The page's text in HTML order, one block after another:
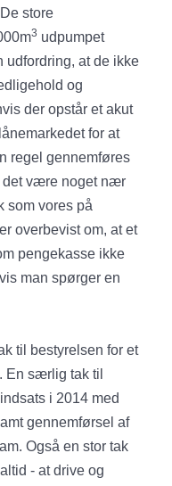
store
3 udpumpet
udfordring, at de ikke
og
der opstår et akut
for at
regel gennemføres
det være noget nær
som vores på
overbevist om, at et
pengekasse ikke
man spørger en
til bestyrelsen for et
En særlig tak til
i 2014 med
gennemførsel af
Også en stor tak
- at drive og